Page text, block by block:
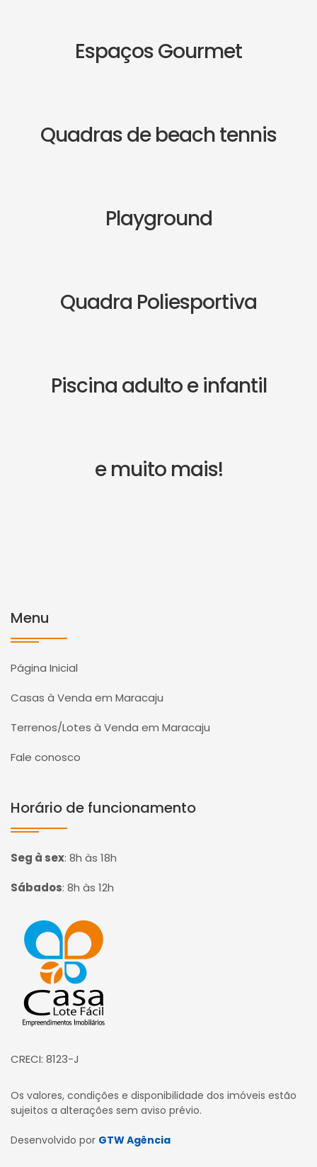
Espaços Gourmet
Quadras de beach tennis
Playground
Quadra Poliesportiva
Piscina adulto e infantil
e muito mais!
Menu
Página Inicial
Casas à Venda em Maracaju
Terrenos/Lotes à Venda em Maracaju
Fale conosco
Horário de funcionamento
Seg à sex: 8h às 18h
Sábados: 8h às 12h
Página inicial
CRECI: 8123-J
Os valores, condições e disponibilidade dos imóveis estão
sujeitos a alterações sem aviso prévio.
Desenvolvido por GTW Agência